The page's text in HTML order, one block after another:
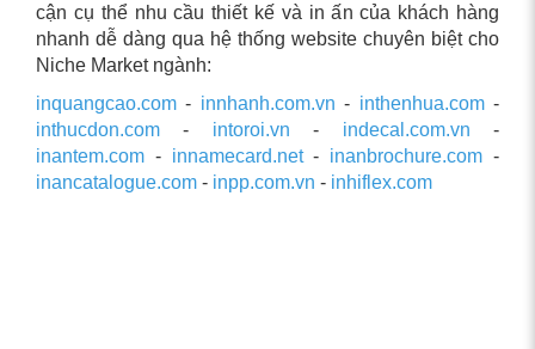
cận cụ thể nhu cầu thiết kế và in ấn của khách hàng
nhanh dễ dàng qua hệ thống website chuyên biệt cho
Niche Market ngành:
inquangcao.com - innhanh.com.vn - inthenhua.com-
inthucdon.com - intoroi.vn - indecal.com.vn -
inantem.com - innamecard.net- inanbrochure.com -
inancatalogue.com - inpp.com.vn - inhiflex.com